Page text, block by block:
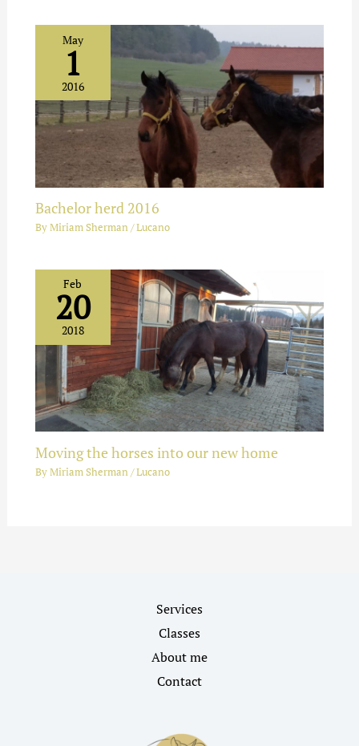
May
1
2016
Bachelor herd 2016
ByMiriam Sherman/Lucano
Feb
20
2018
Moving the horses into our new home
ByMiriam Sherman/Lucano
Services
Classes
About me
Contact